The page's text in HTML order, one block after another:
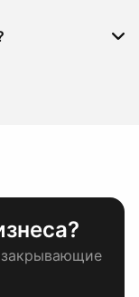
закрывающие